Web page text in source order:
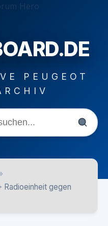
PEUGEOT
Radioeinheit gegen